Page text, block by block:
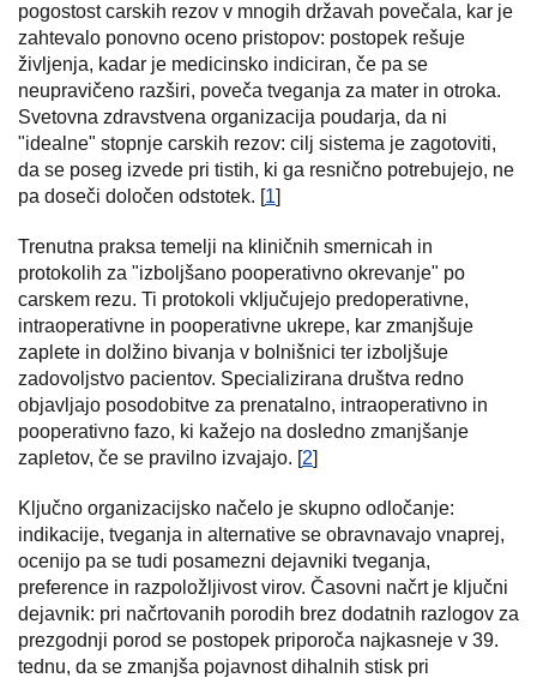
pogostost carskih rezov v mnogih državah povečala, kar je
zahtevalo ponovno oceno pristopov: postopek rešuje
življenja, kadar je medicinsko indiciran, če pa se
neupravičeno razširi, poveča tveganja za mater in otroka.
Svetovna zdravstvena organizacija poudarja, da ni
"idealne" stopnje carskih rezov: cilj sistema je zagotoviti,
da se poseg izvede pri tistih, ki ga resnično potrebujejo, ne
pa doseči določen odstotek. [1]
Trenutna praksa temelji na kliničnih smernicah in
protokolih za "izboljšano pooperativno okrevanje" po
carskem rezu. Ti protokoli vključujejo predoperativne,
intraoperativne in pooperativne ukrepe, kar zmanjšuje
zaplete in dolžino bivanja v bolnišnici ter izboljšuje
zadovoljstvo pacientov. Specializirana društva redno
objavljajo posodobitve za prenatalno, intraoperativno in
pooperativno fazo, ki kažejo na dosledno zmanjšanje
zapletov, če se pravilno izvajajo. [2]
Ključno organizacijsko načelo je skupno odločanje:
indikacije, tveganja in alternative se obravnavajo vnaprej,
ocenijo pa se tudi posamezni dejavniki tveganja,
preference in razpoložljivost virov. Časovni načrt je ključni
dejavnik: pri načrtovanih porodih brez dodatnih razlogov za
prezgodnji porod se postopek priporoča najkasneje v 39.
tednu, da se zmanjša pojavnost dihalnih stisk pri